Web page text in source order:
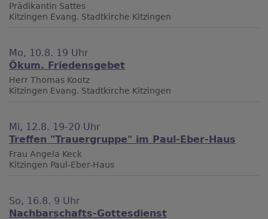
Prädikantin Sattes
Kitzingen Evang. Stadtkirche Kitzingen
Mo, 10.8. 19 Uhr
Ökum. Friedensgebet
Herr Thomas Kootz
Kitzingen Evang. Stadtkirche Kitzingen
Mi, 12.8. 19-20 Uhr
Treffen "Trauergruppe" im Paul-Eber-Haus
Frau Angela Keck
Kitzingen Paul-Eber-Haus
So, 16.8. 9 Uhr
Nachbarschafts-Gottesdienst